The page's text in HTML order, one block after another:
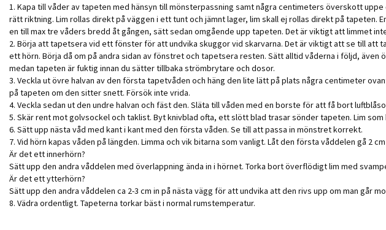
1. Kapa till våder av tapeten med hänsyn till mönsterpassning samt några centimeters överskott
rätt riktning. Lim rollas direkt på väggen i ett tunt och jämnt lager, lim skall ej rollas direkt på tapeten.
en till max tre våders bredd åt gången, sätt sedan omgående upp tapeten. Det är viktigt att limmet
2. Börja att tapetsera vid ett fönster för att undvika skuggor vid skarvarna. Det är viktigt att se till
ett hörn. Börja då om på andra sidan av fönstret och tapetsera resten. Sätt alltid våderna i följd,
medan tapeten är fuktig innan du sätter tillbaka strömbrytare och dosor.
3. Veckla ut övre halvan av den första tapetvåden och häng den lite lätt på plats några centimeter
på tapeten om den sitter snett. Försök inte vrida.
4. Veckla sedan ut den undre halvan och fäst den. Släta till våden med en borste för att få bort
5. Skär rent mot golvsockel och taklist. Byt knivblad ofta, ett slött blad trasar sönder tapeten. Lim
6. Sätt upp nästa våd med kant i kant med den första våden. Se till att passa in mönstret korrekt.
7. Vid hörn kapas våden på längden. Limma och vik bitarna som vanligt. Låt den första våddelen gå 2
Är det ett innerhörn?
Sätt upp den andra våddelen med överlappning ända in i hörnet. Torka bort överflödigt lim med
Är det ett ytterhörn?
Sätt upp den andra våddelen ca 2-3 cm in på nästa vägg för att undvika att den rivs upp om man går
8. Vädra ordentligt. Tapeterna torkar bäst i normal rumstemperatur.